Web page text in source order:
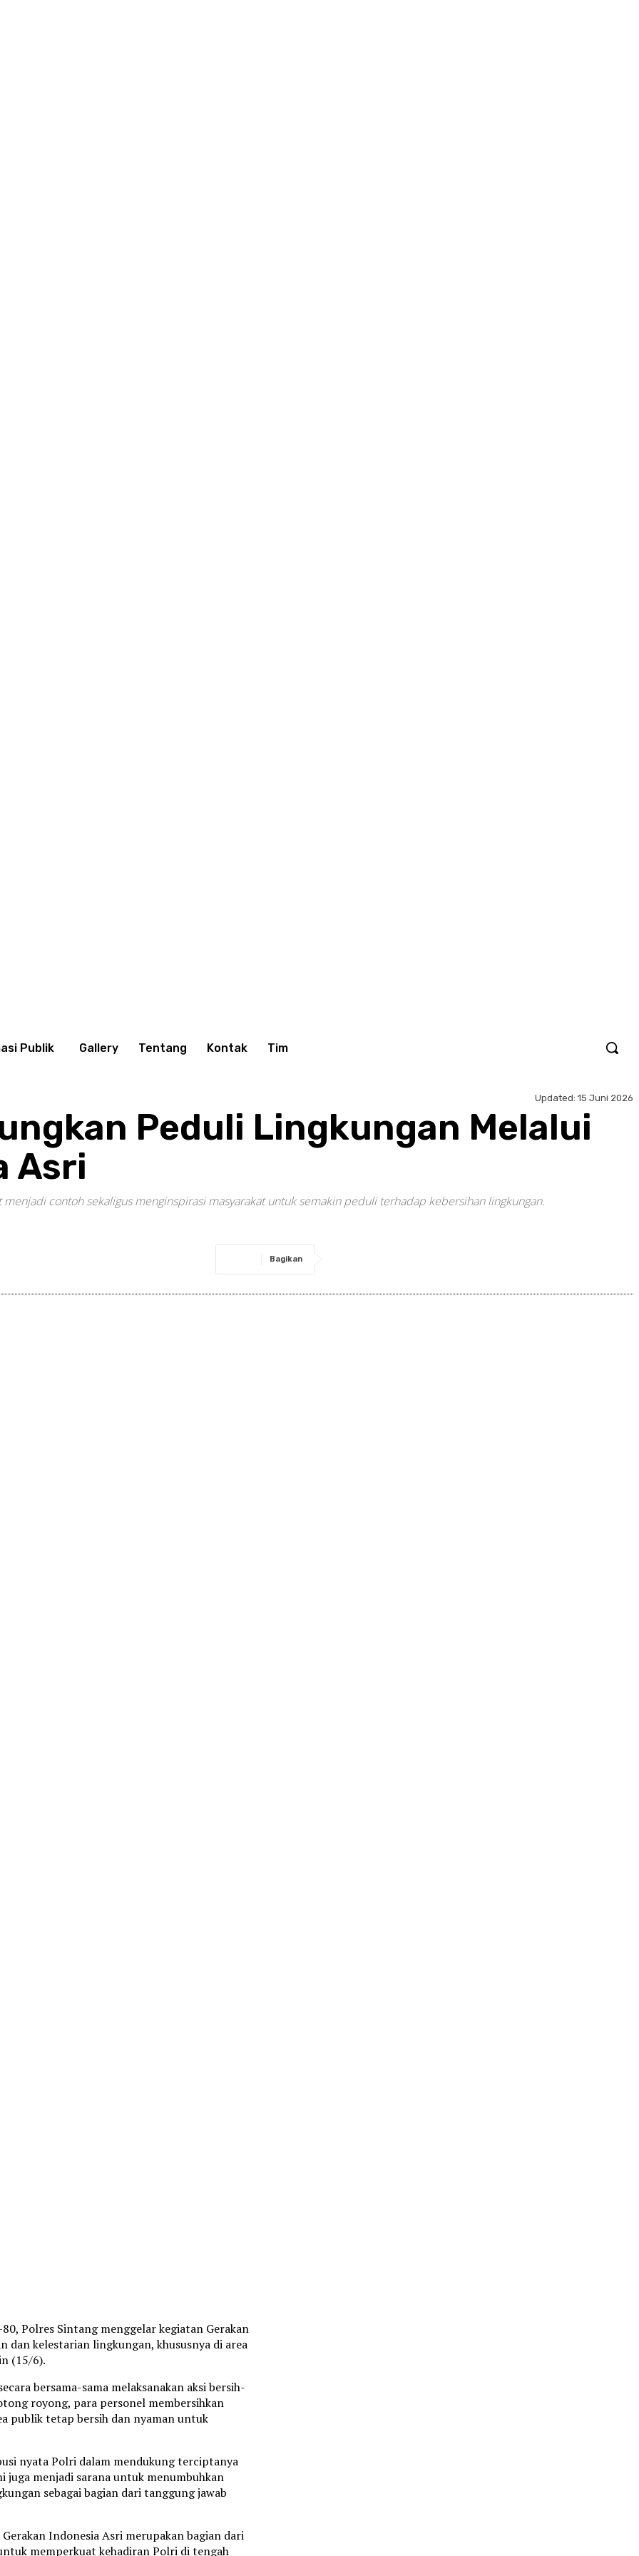
Publik Gallery Tentang Kontak Tim
Updated: 15 Juni 2026
Peduli Lingkungan Melalui
Asri
contoh sekaligus menginspirasi masyarakat untuk semakin peduli terhadap kebersihan lingkungan.
Bagikan
Polres Sintang menggelar kegiatan Gerakan
dan kelestarian lingkungan, khususnya di area
(15/6).
bersama-sama melaksanakan aksi bersih-
royong, para personel membersihkan
publik tetap bersih dan nyaman untuk
nyata Polri dalam mendukung terciptanya
juga menjadi sarana untuk menumbuhkan
sebagai bagian dari tanggung jawab
Indonesia Asri merupakan bagian dari
memperkuat kehadiran Polri di tengah